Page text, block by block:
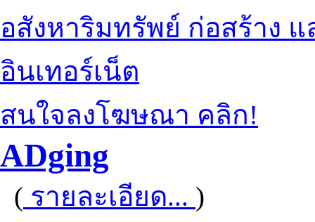
อสังหาริมทรัพย์ ก่อสร้าง
อินเทอร์เน็ต
สนใจลงโฆษณา คลิก!
ADging
( รายละเอียด... )